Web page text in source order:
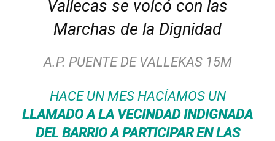
Vallecas se volcó con las
Marchas de la Dignidad
A.P. PUENTE DE VALLEKAS 15M
HACE UN MES HACÍAMOS UN
LLAMADO A LA VECINDAD INDIGNADA
DEL BARRIO A PARTICIPAR EN LAS